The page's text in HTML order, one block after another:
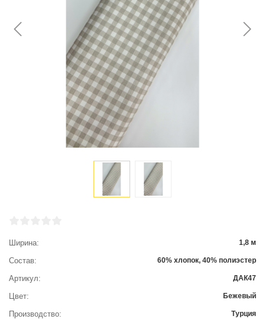
Ширина 1,8 м
Состав 60% хлопок, 40% полиэстер
Артикул ДАК47
Цвет Бежевый
Производство Турция